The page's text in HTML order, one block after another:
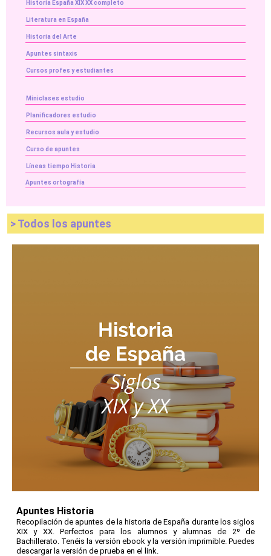
Historia España XIX XX completo
Literatura en España
Historia del Arte
Apuntes sintaxis
Cursos profes y estudiantes
Miniclases estudio
Planificadores estudio
Recursos aula y estudio
Curso de apuntes
Líneas tiempo Historia
Apuntes ortografía
> Todos los apuntes
Apuntes Historia
Recopilación de apuntes de la historia de España durante los siglos
XIX y XX. Perfectos para los alumnos y alumnas de 2º de
Bachillerato. Tenéis la versión ebook y la versión imprimible. Puedes
descargar la versión de prueba en el link.